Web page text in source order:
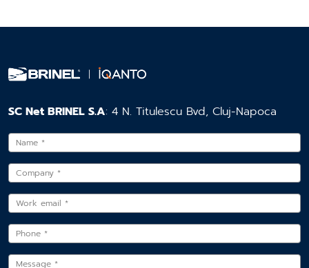
SC Net BRINEL S.A: 4 N. Titulescu Bvd, Cluj-Napoca